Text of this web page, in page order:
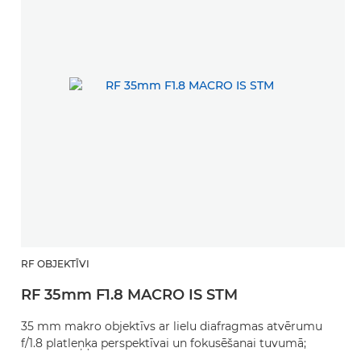
RF OBJEKTĪVI
RF 35mm F1.8 MACRO IS STM
35 mm makro objektīvs ar lielu diafragmas atvērumu
f/1.8 platleņķa perspektīvai un fokusēšanai tuvumā;